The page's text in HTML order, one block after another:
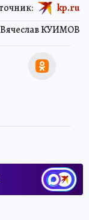
Вячеслав КУИМОВ
kp.ru